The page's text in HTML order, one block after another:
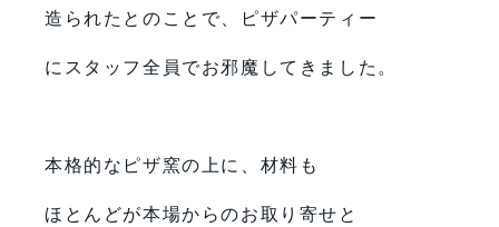
造られたとのことで、ピザパーティー
にスタッフ全員でお邪魔してきました。
本格的なピザ窯の上に、材料も
ほとんどが本場からのお取り寄せと